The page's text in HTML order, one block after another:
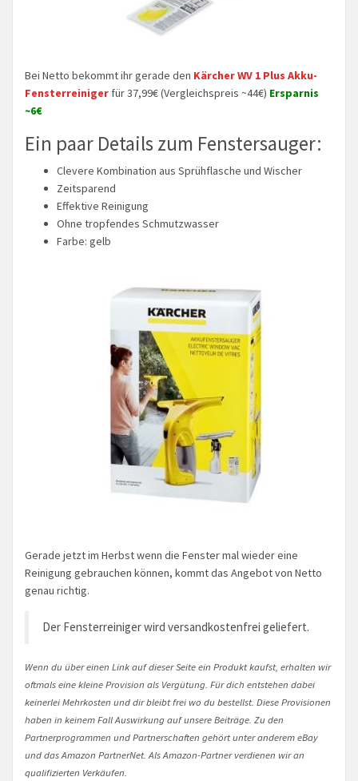
Bei Netto bekommt ihr gerade den Kärcher WV 1 Plus Akku-
Fensterreiniger für 37,99€ (Vergleichspreis ~44€) Ersparnis
~6€
Ein paar Details zum Fenstersauger:
Clevere Kombination aus Sprühflasche und Wischer
Zeitsparend
Effektive Reinigung
Ohne tropfendes Schmutzwasser
Farbe: gelb
Gerade jetzt im Herbst wenn die Fenster mal wieder eine
Reinigung gebrauchen können, kommt das Angebot von Netto
genau richtig.
Der Fensterreiniger wird versandkostenfrei geliefert.
Wenn du über einen Link auf dieser Seite ein Produkt kaufst, erhalten wir
oftmals eine kleine Provision als Vergütung. Für dich entstehen dabei
keinerlei Mehrkosten und dir bleibt frei wo du bestellst. Diese Provisionen
haben in keinem Fall Auswirkung auf unsere Beiträge. Zu den
Partnerprogrammen und Partnerschaften gehört unter anderem eBay
und das Amazon PartnerNet. Als Amazon-Partner verdienen wir an
qualifizierten Verkäufen.